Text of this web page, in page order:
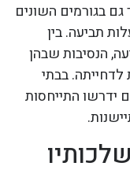
בגורמים השונים
תביעה. בין
הנסיבות שבהן
בבתי
ידרשו התייחסות